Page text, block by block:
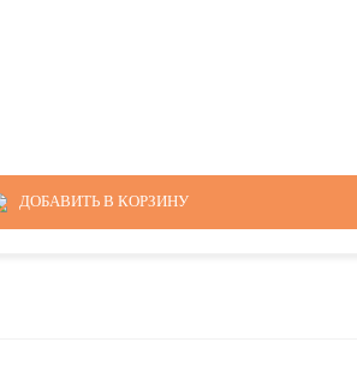
ДОБАВИТЬ В КОРЗИНУ